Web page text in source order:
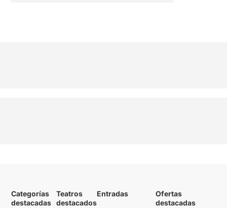
Categorías
destacadas
Teatros
destacados
Entradas
Ofertas
destacadas